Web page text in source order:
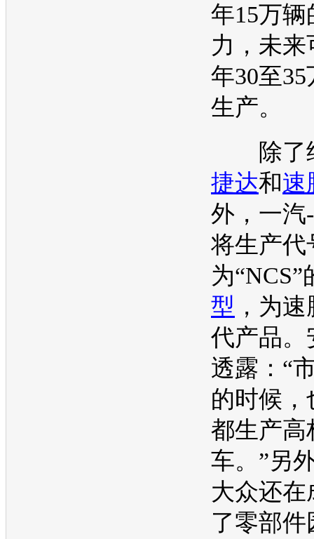
年15万辆
力，未
年30至
生产。
除了
捷达和速
外， 一汽
将生产代
为“NCS”
型 ，为速
代产品。
透露：“
的时候，
都生产高
车。”另
大众还在
了零部